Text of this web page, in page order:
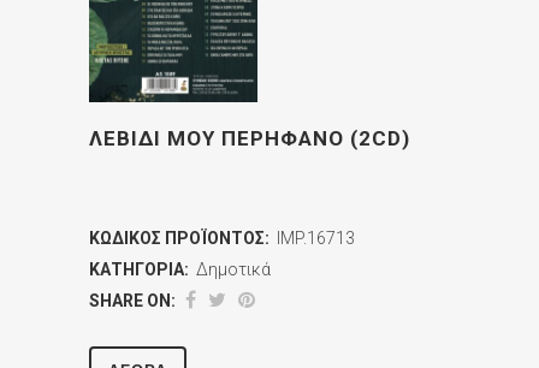
ΛΕΒΙΔΙ ΜΟΥ ΠΕΡΗΦΑΝΟ (2CD)
ΚΩΔΙΚΌΣ ΠΡΟΪΌΝΤΟΣ:
IMP.16713
ΚΑΤΗΓΟΡΊΑ: Δημοτικά
SHARE ON: